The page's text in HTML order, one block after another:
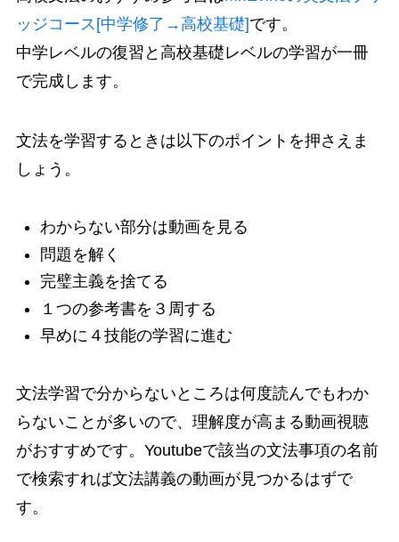
ッジコース[中学修了→高校基礎]です。
中学レベルの復習と高校基礎レベルの学習が一冊
で完成します。
文法を学習するときは以下のポイントを押さえま
しょう。
わからない部分は動画を見る
問題を解く
完璧主義を捨てる
１つの参考書を３周する
早めに４技能の学習に進む
文法学習で分からないところは何度読んでもわか
らないことが多いので、理解度が高まる動画視聴
がおすすめです。Youtubeで該当の文法事項の名前
で検索すれば文法講義の動画が見つかるはずで
す。